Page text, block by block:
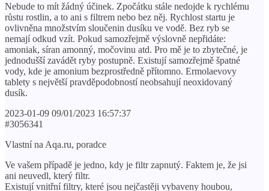
Nebude to mít žádný účinek. Zpočátku stále nedojde k rychlému
růstu rostlin, a to ani s filtrem nebo bez něj. Rychlost startu je
ovlivněna množstvím sloučenin dusíku ve vodě. Bez ryb se
nemají odkud vzít. Pokud samozřejmě výslovně nepřidáte:
amoniak, síran amonný, močovinu atd. Pro mě je to zbytečné, je
jednodušší zavádět ryby postupně. Existují samozřejmě špatné
vody, kde je amonium bezprostředně přítomno. Ermolaevovy
tablety s největší pravděpodobností neobsahují neoxidovaný
dusík.
2023-01-09 09/01/2023 16:57:37
#3056341
Vlastní na Aqa.ru, poradce
Ve vašem případě je jedno, kdy je filtr zapnutý. Faktem je, že jsi
ani neuvedl, který filtr.
Existují vnitřní filtry, které jsou nejčastěji vybaveny houbou,